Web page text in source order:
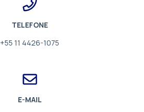
TELEFONE
+55 11 4426-1075
E-MAIL